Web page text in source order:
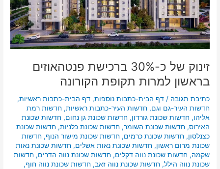
זינוק של כ-30% ברכישת פנטהאוזים
בראשון למרות תקופת הקורונה
כתיבת תגובה /דף הבית-כתבות נוספות,דף הבית-כתבות ראשיות,
חדשות העיר-גם וגם,חדשות העיר-כתבות ראשיות,חדשות רמת
אליהו,חדשות שכונת גורדון,חדשות שכונת גן נחום,חדשות שכונת
האירוס,חדשות שכונת השומר,חדשות שכונת כלניות,חדשות שכונת
כצנלסון,חדשות שכונת כרמים,חדשות שכונת מישור הנוף,חדשות
שכונת מרום ראשון,חדשות שכונת נאות אשלים,חדשות שכונת נאות
שקמה,חדשות שכונת נווה דקלים,חדשות שכונת נווה הדרים,חדשות
שכונת נווה הילל,חדשות שכונת נווה זאב,חדשות שכונת נווה חוף,